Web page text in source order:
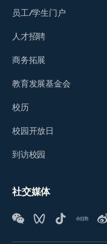
员工/学生门户
人才招聘
商务拓展
教育发展基金会
校历
校园开放日
到访校园
社交媒体